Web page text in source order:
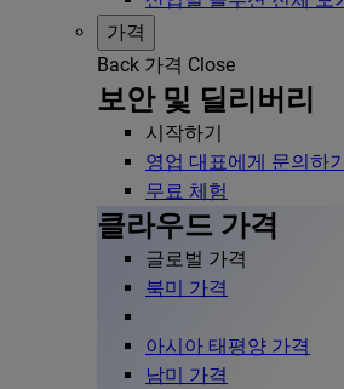
가격
Back 가격 Close
보안 및 딜리버리
시작하기
영업 대표에게 문의하기
무료 체험
클라우드 가격
글로벌 가격
북미 가격
아시아 태평양 가격
남미 가격